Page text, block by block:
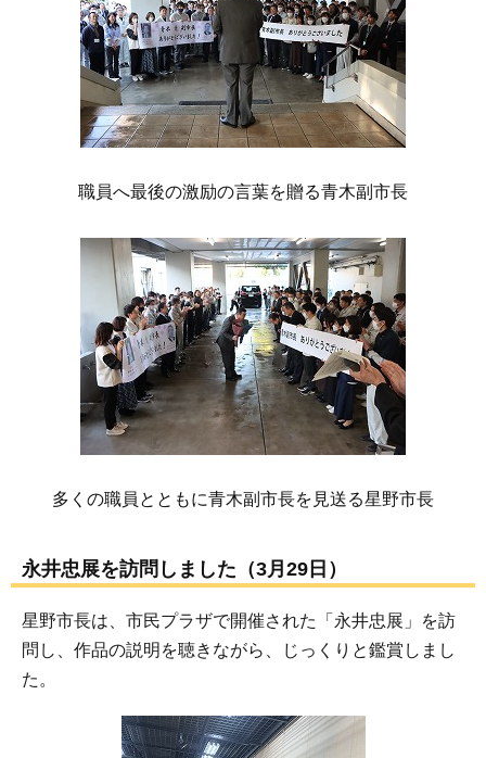
職員へ最後の激励の言葉を贈る青木副市長
多くの職員とともに青木副市長を見送る星野市長
永井忠展を訪問しました（3月29日）
星野市長は、市民プラザで開催された「永井忠展」を訪
問し、作品の説明を聴きながら、じっくりと鑑賞しまし
た。